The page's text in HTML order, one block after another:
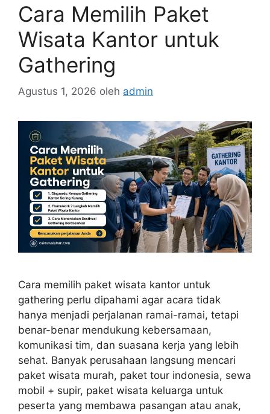
Cara Memilih Paket
Wisata Kantor untuk
Gathering
Agustus 1, 2026 oleh admin
Cara memilih paket wisata kantor untuk
gathering perlu dipahami agar acara tidak
hanya menjadi perjalanan ramai-ramai, tetapi
benar-benar mendukung kebersamaan,
komunikasi tim, dan suasana kerja yang lebih
sehat. Banyak perusahaan langsung mencari
paket wisata murah, paket tour indonesia, sewa
mobil + supir, paket wisata keluarga untuk
peserta yang membawa pasangan atau anak,